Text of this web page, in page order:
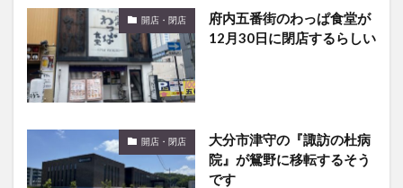
開店・閉店
府内五番街のわっぱ食堂が
12月30日に閉店するらしい
開店・閉店
大分市津守の『諏訪の杜病
院』が鴛野に移転するそう
です